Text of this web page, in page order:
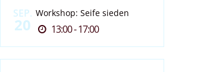
SEP.
20
Workshop: Seife sieden
13:00 - 17:00